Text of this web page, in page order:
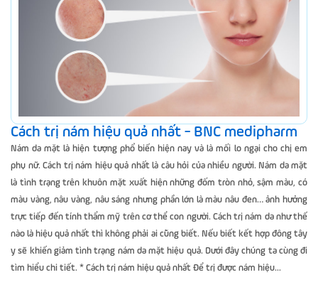
Cách trị nám hiệu quả nhất - BNC medipharm
Nám da mặt là hiện tượng phổ biến hiện nay và là mối lo ngại cho chị em
phụ nữ. Cách trị nám hiệu quả nhất là câu hỏi của nhiều người. Nám da mặt
là tình trạng trên khuôn mặt xuất hiện những đốm tròn nhỏ, sậm màu, có
màu vàng, nâu vàng, nâu sáng nhưng phần lớn là màu nâu đen… ảnh hưởng
trực tiếp đến tính thẩm mỹ trên cơ thể con người. Cách trị nám da như thế
nào là hiệu quả nhất thì không phải ai cũng biết. Nếu biết kết hợp đông tây
y sẽ khiến giảm tình trạng nám da mặt hiệu quả. Dưới đây chúng ta cùng đi
tìm hiểu chi tiết. * Cách trị nám hiệu quả nhất Để trị được nám hiệu...